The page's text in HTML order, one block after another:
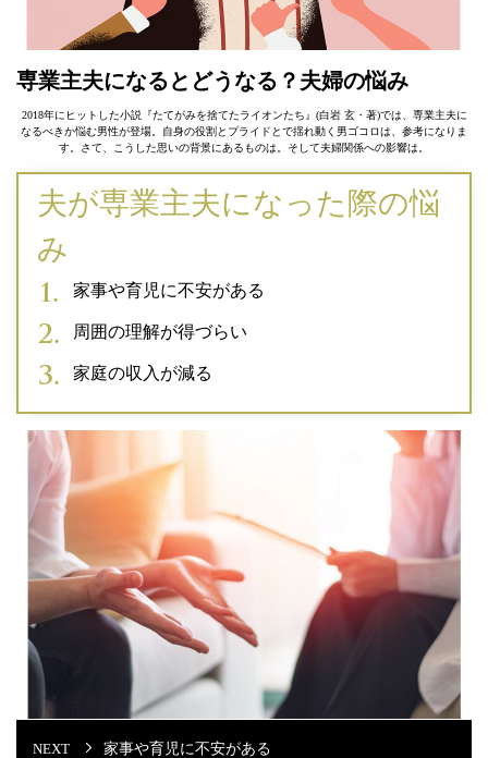
専業主夫になるとどうなる？夫婦の悩み
2018年にヒットした小説『たてがみを捨てたライオンたち』(白岩 玄・著)では、専業主夫に
なるべきか悩む男性が登場。自身の役割とプライドとで揺れ動く男ゴコロは、参考になりま
す。さて、こうした思いの背景にあるものは。そして夫婦関係への影響は。
夫が専業主夫になった際の悩
み
家事や育児に不安がある
周囲の理解が得づらい
家庭の収入が減る
家事や育児に不安がある